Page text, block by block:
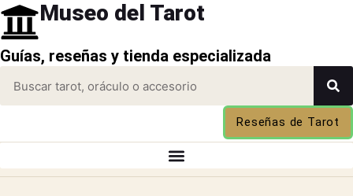
Museo del Tarot
Guías, reseñas y tienda especializada
Reseñas de Tarot